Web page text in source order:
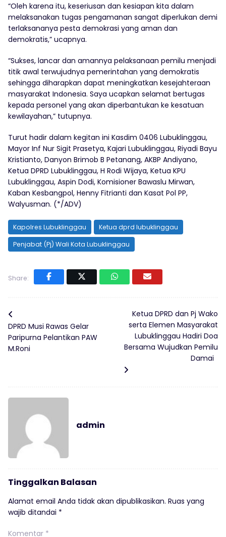
“Oleh karena itu, keseriusan dan kesiapan kita dalam
melaksanakan tugas pengamanan sangat diperlukan demi
terlaksananya pesta demokrasi yang aman dan
demokratis,” ucapnya.
“Sukses, lancar dan amannya pelaksanaan pemilu menjadi
titik awal terwujudnya pemerintahan yang demokratis
sehingga diharapkan dapat meningkatkan kesejahteraan
masyarakat Indonesia. Saya ucapkan selamat bertugas
kepada personel yang akan diperbantukan ke kesatuan
kewilayahan,” tutupnya.
Turut hadir dalam kegitan ini Kasdim 0406 Lubuklinggau,
Mayor Inf Nur Sigit Prasetya, Kajari Lubuklinggau, Riyadi Bayu
Kristianto, Danyon Brimob B Petanang, AKBP Andiyano,
Ketua DPRD Lubuklinggau, H Rodi Wijaya, Ketua KPU
Lubuklinggau, Aspin Dodi, Komisioner Bawaslu Mirwan,
Kaban Kesbangpol, Henny Fitrianti dan Kasat Pol PP,
Walyusman. (*/ADV)
Kapolres Lubuklinggau
Ketua dprd lubuklinggau
Penjabat (Pj) Wali Kota Lubuklinggau
Share:
DPRD Musi Rawas Gelar
Paripurna Pelantikan PAW
M.Roni
Ketua DPRD dan Pj Wako
serta Elemen Masyarakat
Lubuklinggau Hadiri Doa
Bersama Wujudkan Pemilu
Damai
admin
Tinggalkan Balasan
Alamat email Anda tidak akan dipublikasikan. Ruas yang
wajib ditandai *
Komentar *